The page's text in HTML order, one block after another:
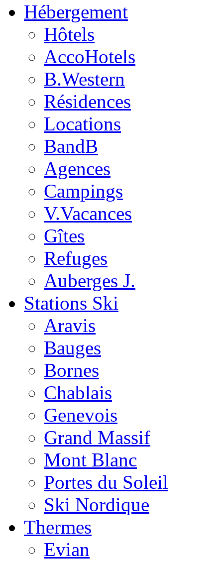
Hébergement
Hôtels
AccoHotels
B.Western
Résidences
Locations
BandB
Agences
Campings
V.Vacances
Gîtes
Refuges
Auberges J.
Stations Ski
Aravis
Bauges
Bornes
Chablais
Genevois
Grand Massif
Mont Blanc
Portes du Soleil
Ski Nordique
Thermes
Evian